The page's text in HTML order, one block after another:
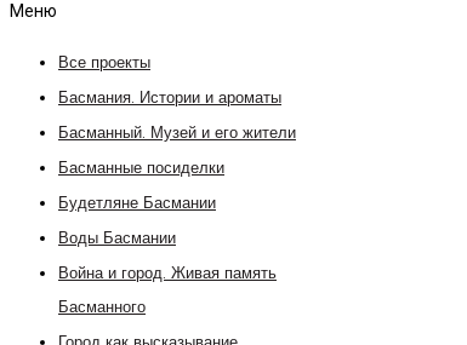
Меню
Все проекты
Басмания. Истории и ароматы
Басманный. Музей и его жители
Басманные посиделки
Будетляне Басмании
Воды Басмании
Война и город. Живая память
Басманного